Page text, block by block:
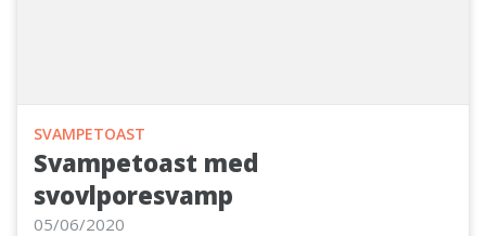
SVAMPETOAST
Svampetoast med
svovlporesvamp
05/06/2020